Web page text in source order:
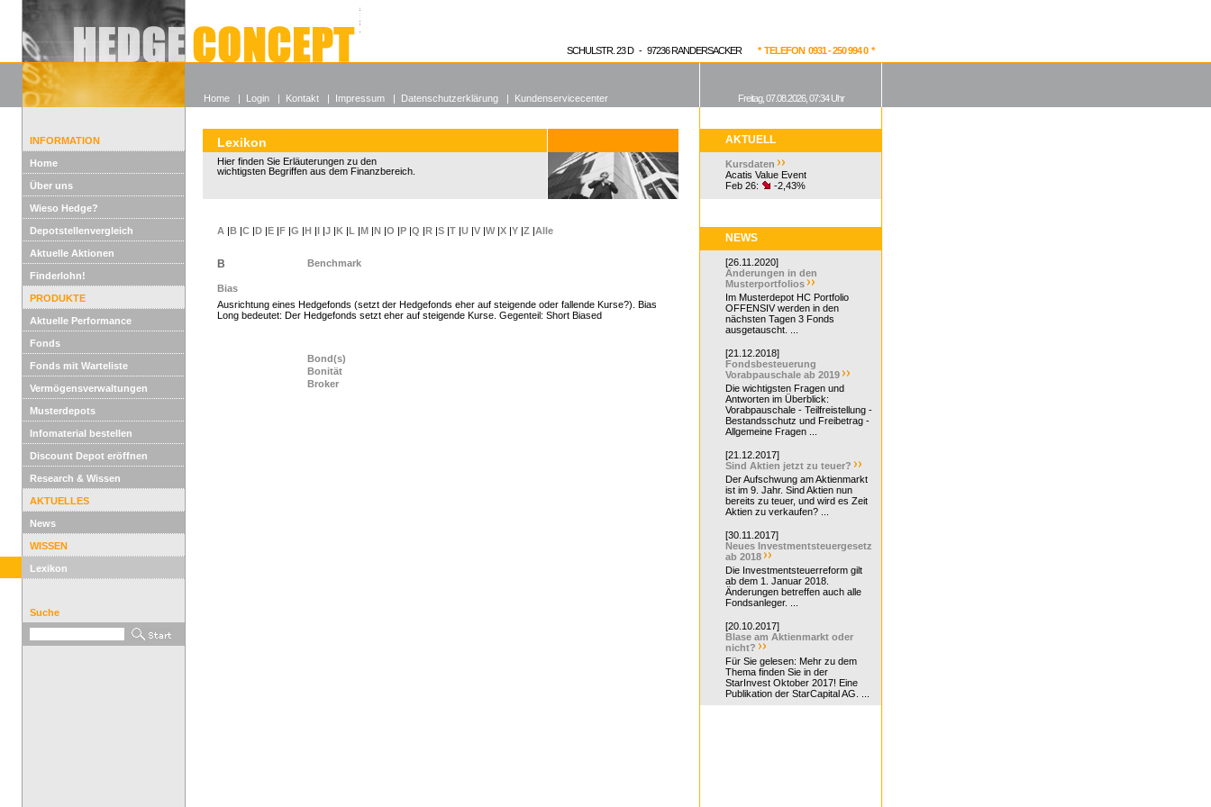
Alle offenen Fonds
Wieso Hedgefonds?
SCHULSTR. 23 D - 97236 RANDERSACKER * TELEFON 0931 - 250 994 0 *
INFORMATION
Home
Über uns
Wieso Hedge?
Depotstellenvergleich
Aktuelle Aktionen
Finderlohn!
PRODUKTE
Aktuelle Performance
Fonds
Fonds mit Warteliste
Vermögensverwaltungen
Musterdepots
Infomaterial bestellen
Discount Depot eröffnen
Research & Wissen
AKTUELLES
News
WISSEN
Lexikon
Suche
Lexikon
Hier finden Sie Erläuterungen zu den
wichtigsten Begriffen aus dem Finanzbereich.
A |B |C |D |E |F |G |H |I |J |K |L |M |N |O |P |Q |R |S |T |U |V |W |X |Y |Z |Alle
B Benchmark
Bias
Ausrichtung eines Hedgefonds (setzt der Hedgefonds eher auf steigende oder fallende Kurse?). Bias
Long bedeutet: Der Hedgefonds setzt eher auf steigende Kurse. Gegenteil: Short Biased
Bond(s)
Bonität
Broker
AKTUELL
Kursdaten
Acatis Value Event
Feb 26:
-2,43%
NEWS
[26.11.2020]
Änderungen in den
Musterportfolios
Im Musterdepot HC Portfolio
OFFENSIV werden in den
nächsten Tagen 3 Fonds
ausgetauscht. ...
[21.12.2018]
Fondsbesteuerung
Vorabpauschale ab 2019
Die wichtigsten Fragen und
Antworten im Überblick:
Vorabpauschale - Teilfreistellung -
Bestandsschutz und Freibetrag -
Allgemeine Fragen ...
[21.12.2017]
Sind Aktien jetzt zu teuer?
Der Aufschwung am Aktienmarkt
ist im 9. Jahr. Sind Aktien nun
bereits zu teuer, und wird es Zeit
Aktien zu verkaufen? ...
[30.11.2017]
Neues Investmentsteuergesetz
ab 2018
Die Investmentsteuerreform gilt
ab dem 1. Januar 2018.
Änderungen betreffen auch alle
Fondsanleger. ...
[20.10.2017]
Blase am Aktienmarkt oder
nicht?
Für Sie gelesen: Mehr zu dem
Thema finden Sie in der
StarInvest Oktober 2017! Eine
Publikation der StarCapital AG. ...
Home | Login | Kontakt | Impressum | Datenschutzerklärung | Kundenservicecenter Freitag, 07.08.2026, 07:34 Uhr